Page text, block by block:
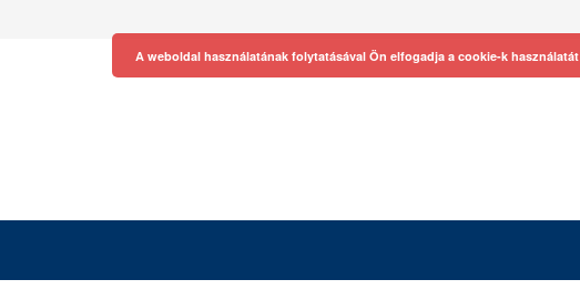
A weboldal használatának folytatásával Ön elfogadja a cookie-k használatát